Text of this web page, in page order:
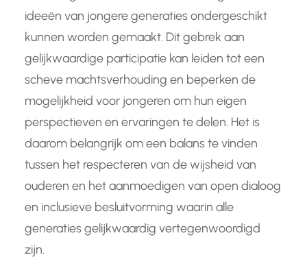
ideeën van jongere generaties ondergeschikt
kunnen worden gemaakt. Dit gebrek aan
gelijkwaardige participatie kan leiden tot een
scheve machtsverhouding en beperken de
mogelijkheid voor jongeren om hun eigen
perspectieven en ervaringen te delen. Het is
daarom belangrijk om een balans te vinden
tussen het respecteren van de wijsheid van
ouderen en het aanmoedigen van open dialoog
en inclusieve besluitvorming waarin alle
generaties gelijkwaardig vertegenwoordigd
zijn.